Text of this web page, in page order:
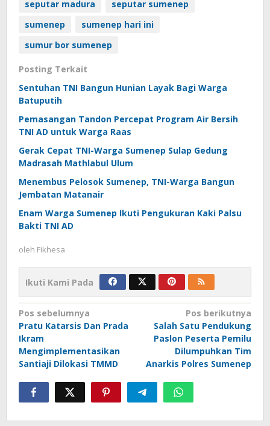
seputar madura
seputar sumenep
sumenep
sumenep hari ini
sumur bor sumenep
Posting Terkait
Sentuhan TNI Bangun Hunian Layak Bagi Warga
Batuputih
Pemasangan Tandon Percepat Program Air Bersih
TNI AD untuk Warga Raas
Gerak Cepat TNI-Warga Sumenep Sulap Gedung
Madrasah Mathlabul Ulum
Menembus Pelosok Sumenep, TNI-Warga Bangun
Jembatan Matanair
Enam Warga Sumenep Ikuti Pengukuran Kaki Palsu
Bakti TNI AD
oleh Fikhesa
Ikuti Kami Pada
Navigasi
pos
Pos sebelumnya
Pratu Katarsis Dan Prada
Ikram
Mengimplementasikan
Santiaji Dilokasi TMMD
Pos berikutnya
Salah Satu Pendukung
Paslon Peserta Pemilu
Dilumpuhkan Tim
Anarkis Polres Sumenep